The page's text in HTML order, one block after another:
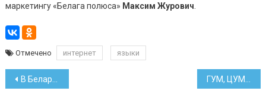
маркетингу «Белага полюса» Максим Журович
Отмечено интернет языки
Навигация
В Беларуси ищут лучших учителей для работы в регионах